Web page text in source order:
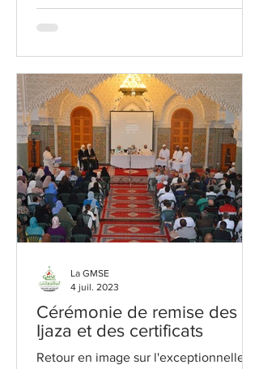
Cérémonie de remise des
Ijaza et des certificats
Retour en image sur l'exceptionnelle
La GMSE
4 juil. 2023